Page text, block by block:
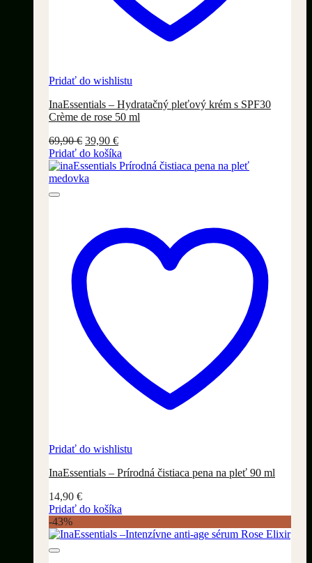
Pridať do wishlistu
InaEssentials – Hydratačný pleťový krém s SPF30
Crème de rose 50 ml
69,90€ Pôvodná
cena
bola:
69,90 €.
39,90 €Aktuálna
cena
je:
Pridať do košíka
Pridať do wishlistu
InaEssentials – Prírodná čistiaca pena na pleť 90 ml
14,90 €
Pridať do košíka
-43%